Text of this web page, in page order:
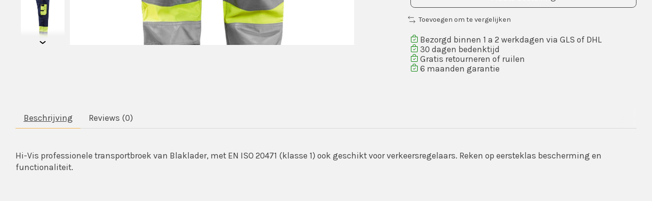
Toevoegen om te vergelijken
Bezorgd binnen 1 a 2 werkdagen via GLS of DHL
30 dagen bedenktijd
Gratis retourneren of ruilen
6 maanden garantie
Beschrijving Reviews (0)
Hi-Vis professionele transportbroek van Blaklader, met EN ISO 20471 (klasse 1) ook geschikt voor verkeersregelaars. Reken op eersteklas bescherming en
functionaliteit.